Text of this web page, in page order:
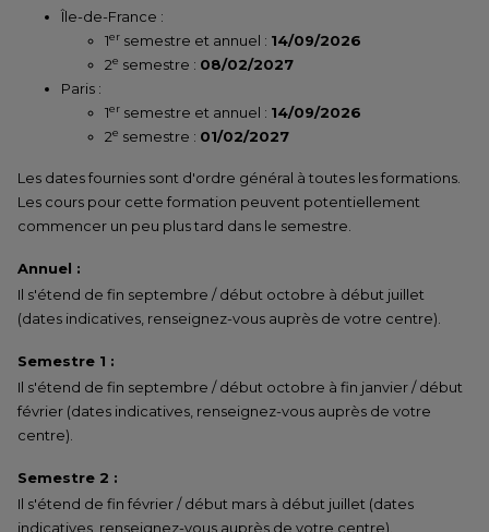
Île-de-France :
1er semestre et annuel : 14/09/2026
2e semestre : 08/02/2027
Paris :
1er semestre et annuel : 14/09/2026
2e semestre : 01/02/2027
Les dates fournies sont d'ordre général à toutes les formations.
Les cours pour cette formation peuvent potentiellement
commencer un peu plus tard dans le semestre.
Annuel :
Il s'étend de fin septembre / début octobre à début juillet
(dates indicatives, renseignez-vous auprès de votre centre).
Semestre 1 :
Il s'étend de fin septembre / début octobre à fin janvier / début
février (dates indicatives, renseignez-vous auprès de votre
centre).
Semestre 2 :
Il s'étend de fin février / début mars à début juillet (dates
indicatives, renseignez-vous auprès de votre centre).